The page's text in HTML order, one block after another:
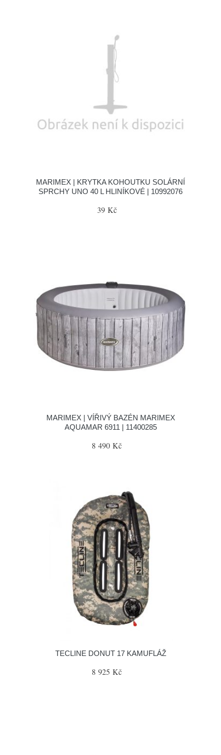
MARIMEX | KRYTKA KOHOUTKU SOLÁRNÍ
SPRCHY UNO 40 L HLINÍKOVÉ | 10992076
39 Kč
MARIMEX | VÍŘIVÝ BAZÉN MARIMEX
AQUAMAR 6911 | 11400285
8 490 Kč
TECLINE DONUT 17 KAMUFLÁŽ
8 925 Kč